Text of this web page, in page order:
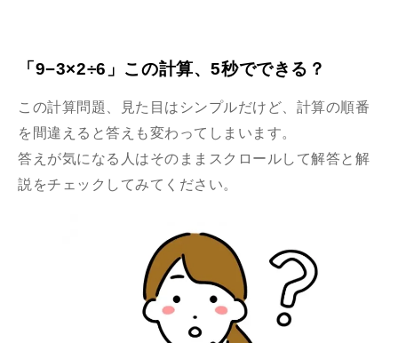
「9−3×2÷6」この計算、5秒でできる？
この計算問題、見た目はシンプルだけど、計算の順番
を間違えると答えも変わってしまいます。
答えが気になる人はそのままスクロールして解答と解
説をチェックしてみてください。